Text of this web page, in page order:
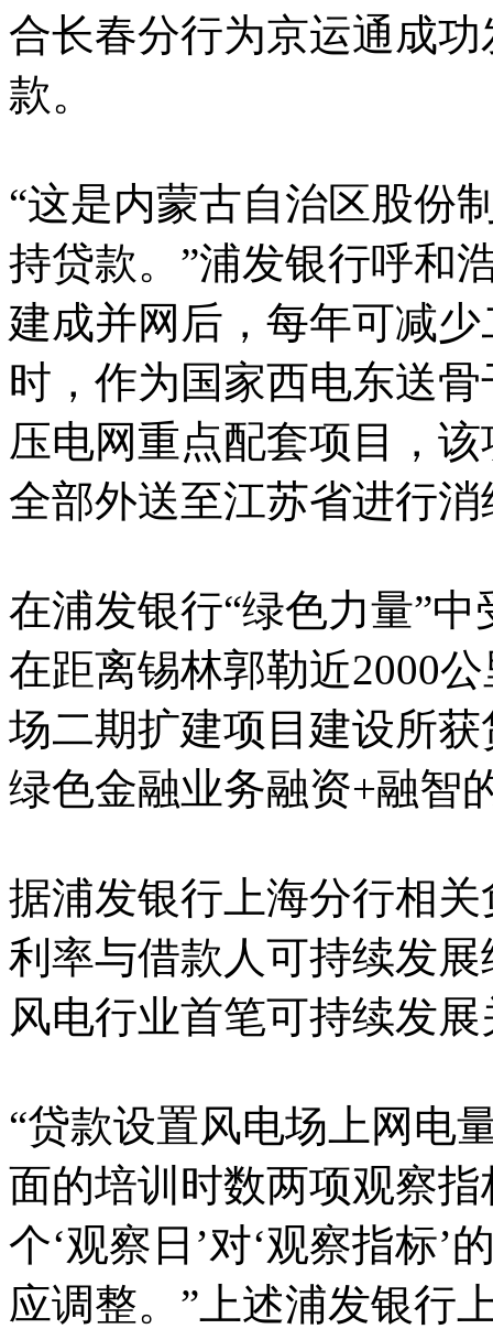
合长春分行为京运通成
款。
“这是内蒙古自治区股份
持贷款。”浦发银行呼和
建成并网后，每年可减少
时，作为国家西电东送
压电网重点配套项目，
全部外送至江苏省进行消
在浦发银行“绿色力量”
在距离锡林郭勒近2000
场二期扩建项目建设所
绿色金融业务融资+融智
据浦发银行上海分行相
利率与借款人可持续发
风电行业首笔可持续发
“贷款设置风电场上网电
面的培训时数两项观察
个‘观察日’对‘观察指标
应调整。”上述浦发银行